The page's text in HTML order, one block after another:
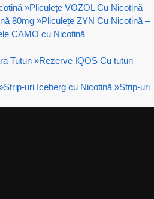
»Pliculețe VOZOL Cu Nicotină
80mg »Pliculețe ZYN Cu Nicotină –
CAMO cu Nicotină
Tutun »Rezerve IQOS Cu tutun
Strip-uri Iceberg cu Nicotină »Strip-uri